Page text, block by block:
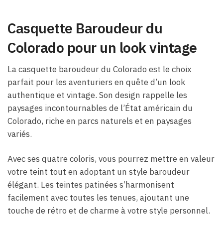
Casquette Baroudeur du
Colorado pour un look vintage
La casquette baroudeur du Colorado est le choix
parfait pour les aventuriers en quête d’un look
authentique et vintage. Son design rappelle les
paysages incontournables de l’État américain du
Colorado, riche en parcs naturels et en paysages
variés.
Avec ses quatre coloris, vous pourrez mettre en valeur
votre teint tout en adoptant un style baroudeur
élégant. Les teintes patinées s’harmonisent
facilement avec toutes les tenues, ajoutant une
touche de rétro et de charme à votre style personnel.